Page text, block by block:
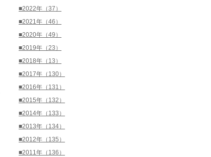
■2022年（37）
■2021年（46）
■2020年（49）
■2019年（23）
■2018年（13）
■2017年（130）
■2016年（131）
■2015年（132）
■2014年（133）
■2013年（134）
■2012年（135）
■2011年（136）